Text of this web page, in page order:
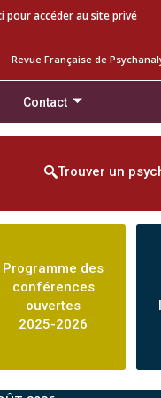
pour accéder au site privé
Revue Française de
Contact
Trouver un
Programme des
conférences
ouvertes
2025-2026